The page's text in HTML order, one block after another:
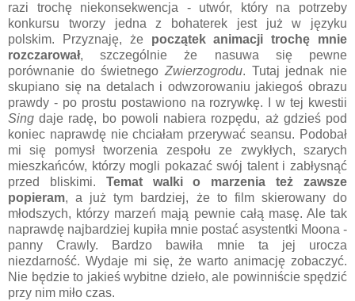
razi trochę niekonsekwencja - utwór, który na potrzeby
konkursu tworzy jedna z bohaterek jest już w języku
polskim. Przyznaję, że początek animacji trochę mnie
rozczarował, szczególnie że nasuwa się pewne
porównanie do świetnegoZwierzogrodu. Tutaj jednak nie
skupiano się na detalach i odwzorowaniu jakiegoś obrazu
prawdy - po prostu postawiono na rozrywkę. I w tej kwestii
Sing daje radę, bo powoli nabiera rozpędu, aż gdzieś pod
koniec naprawdę nie chciałam przerywać seansu. Podobał
mi się pomysł tworzenia zespołu ze zwykłych, szarych
mieszkańców, którzy mogli pokazać swój talent i zabłysnąć
przed bliskimi. Temat walki o marzenia też zawsze
popieram, a już tym bardziej, że to film skierowany do
młodszych, którzy marzeń mają pewnie całą masę. Ale tak
naprawdę najbardziej kupiła mnie postać asystentki Moona -
panny Crawly. Bardzo bawiła mnie ta jej urocza
niezdarność. Wydaje mi się, że warto animację zobaczyć.
Nie będzie to jakieś wybitne dzieło, ale powinniście spędzić
przy nim miło czas.